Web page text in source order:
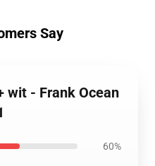
Say
wit - Frank Ocean
60%